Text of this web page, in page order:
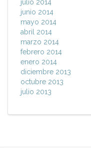
julio 2014
junio 2014
mayo 2014
abril 2014
marzo 2014
febrero 2014
enero 2014
diciembre 2013
octubre 2013
julio 2013